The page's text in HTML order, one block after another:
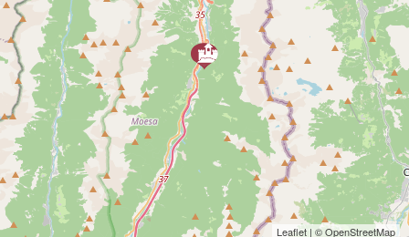
Leaflet | ©OpenStreetMap